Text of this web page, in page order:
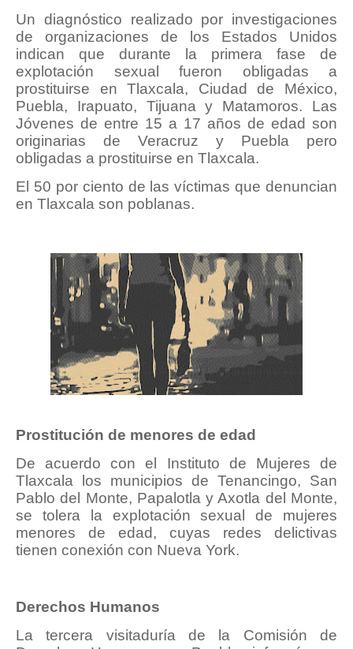
Un diagnóstico realizado por investigaciones
de organizaciones de los Estados Unidos
indican que durante la primera fase de
explotación sexual fueron obligadas a
prostituirse en Tlaxcala, Ciudad de México,
Puebla, Irapuato, Tijuana y Matamoros. Las
Jóvenes de entre 15 a 17 años de edad son
originarias de Veracruz y Puebla pero
obligadas a prostituirse en Tlaxcala.
El 50 por ciento de las víctimas que denuncian
en Tlaxcala son poblanas.
Prostitución de menores de edad
De acuerdo con el Instituto de Mujeres de
Tlaxcala los municipios de Tenancingo, San
Pablo del Monte, Papalotla y Axotla del Monte,
se tolera la explotación sexual de mujeres
menores de edad, cuyas redes delictivas
tienen conexión con Nueva York.
Derechos Humanos
La tercera visitaduría de la Comisión de